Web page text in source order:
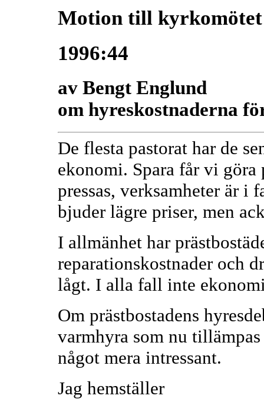
Motion till kyrkomötet
1996:44
av Bengt Englund
om hyreskostnaderna
De flesta pastorat har de
ekonomi. Spara får vi
pressas, verksamheter är i
bjuder lägre priser, men
I allmänhet har
reparationskostnader och
lågt. I alla fall inte
Om prästbostadens
varmhyra som nu
något mera intressant.
Jag hemställer